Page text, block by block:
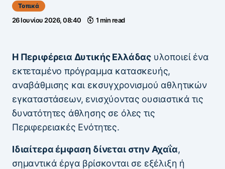
Τοπικά
26 Ιουνίου 2026, 08:40 1 min read
Η Περιφέρεια Δυτικής Ελλάδαςυλοποιεί ένα
εκτεταμένο πρόγραμμα κατασκευής,
αναβάθμισης και εκσυγχρονισμού αθλητικών
εγκαταστάσεων, ενισχύοντας ουσιαστικά τις
δυνατότητες άθλησης σε όλες τις
Περιφερειακές Ενότητες.
Ιδιαίτερα έμφαση δίνεται στην Αχαΐα,
σημαντικά έργα βρίσκονται σε εξέλιξη ή